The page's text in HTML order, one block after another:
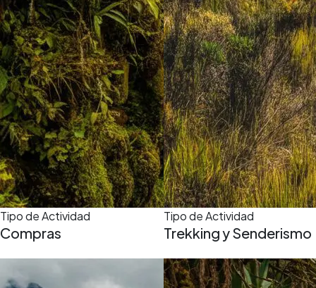
Tipo de Actividad
Compras
Tipo de Actividad
Trekking y Senderismo